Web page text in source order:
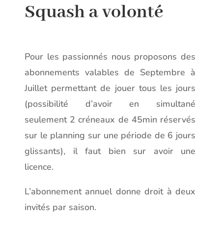
Squash a volonté
Pour les passionnés nous proposons des
abonnements valables de Septembre à
Juillet permettant de jouer tous les jours
(possibilité d’avoir en simultané
seulement 2 créneaux de 45min réservés
sur le planning sur une période de 6 jours
glissants), il faut bien sur avoir une
licence.
L’abonnement annuel donne droit à deux
invités par saison.